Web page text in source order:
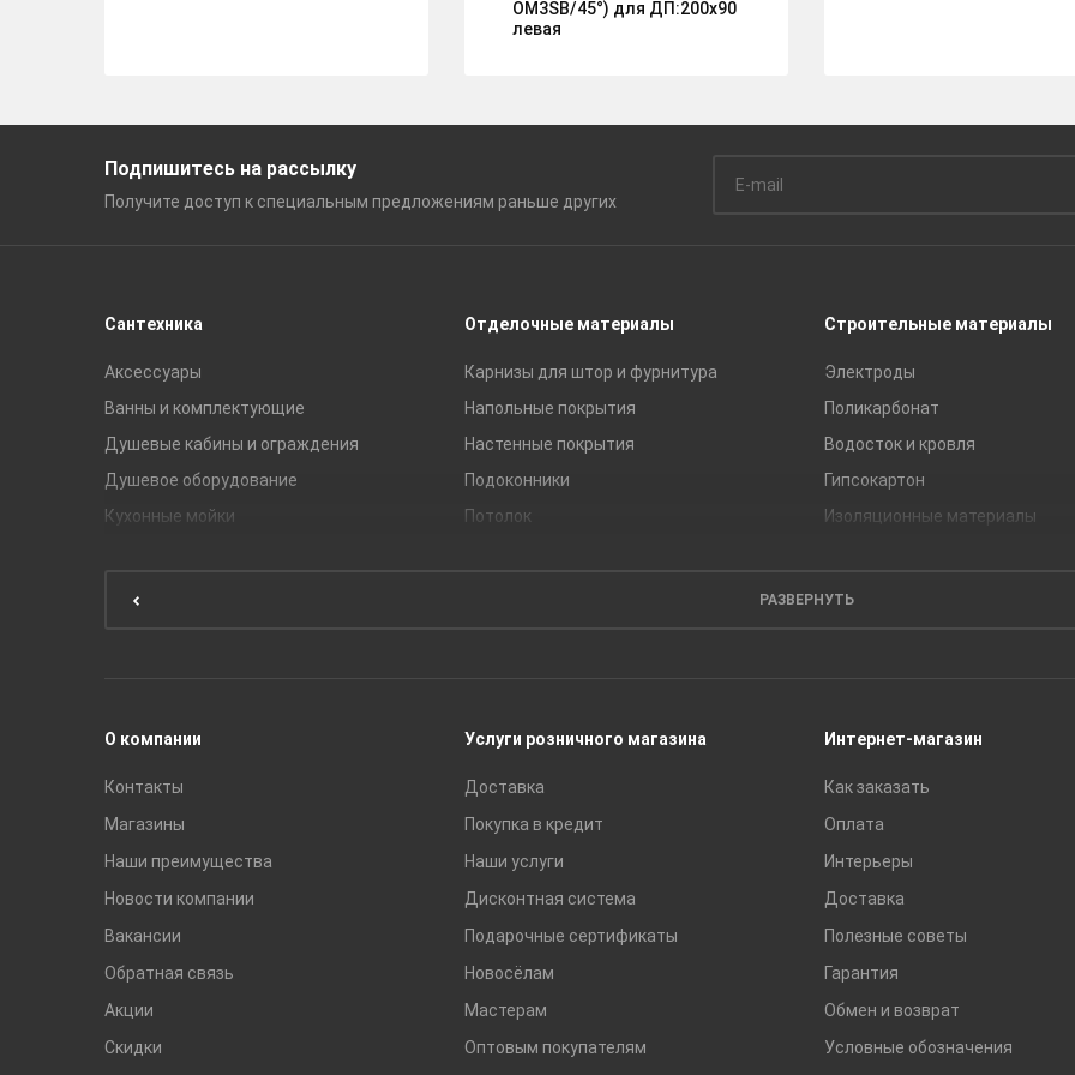
ОM3SB/45°) для ДП:200х90
левая
Подпишитесь на рассылку
Получите доступ к специальным предложениям раньше других
Сантехника
Аксессуары
Ванны и комплектующие
Душевые кабины и ограждения
Душевое оборудование
Кухонные мойки
Отделочные материалы
Карнизы для штор и фурнитура
Напольные покрытия
Настенные покрытия
Подоконники
Потолок
Строительные материалы
Электроды
Поликарбонат
Водосток и кровля
Гипсокартон
Изоляционные материалы
Сухие смеси
РАЗВЕРНУТЬ
О компании
Контакты
Магазины
Наши преимущества
Новости компании
Вакансии
Обратная связь
Акции
Скидки
Услуги розничного магазина
Доставка
Покупка в кредит
Наши услуги
Дисконтная система
Подарочные сертификаты
Новосёлам
Мастерам
Оптовым покупателям
Интернет-магазин
Как заказать
Оплата
Интерьеры
Доставка
Полезные советы
Гарантия
Обмен и возврат
Условные обозначения